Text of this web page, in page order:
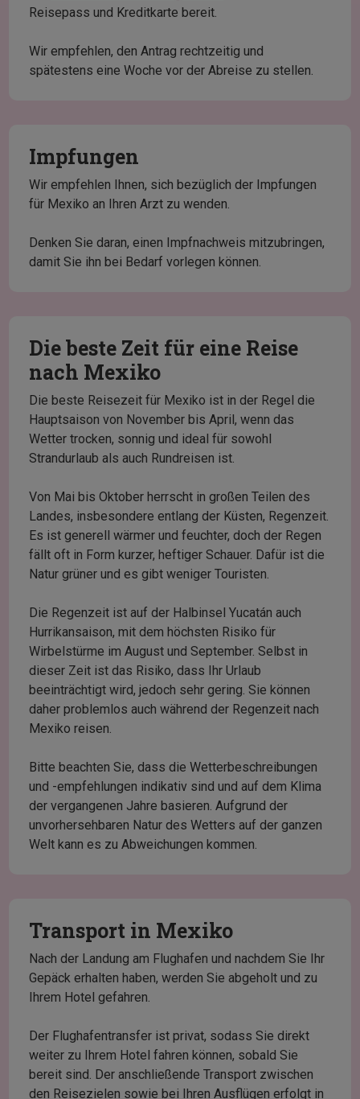
Reisepass und Kreditkarte bereit.
Wir empfehlen, den Antrag rechtzeitig und
spätestens eine Woche vor der Abreise zu stellen.
Impfungen
Wir empfehlen Ihnen, sich bezüglich der Impfungen
für Mexiko an Ihren Arzt zu wenden.
Denken Sie daran, einen Impfnachweis mitzubringen,
damit Sie ihn bei Bedarf vorlegen können.
Die beste Zeit für eine Reise
nach Mexiko
Die beste Reisezeit für Mexiko ist in der Regel die
Hauptsaison von November bis April, wenn das
Wetter trocken, sonnig und ideal für sowohl
Strandurlaub als auch Rundreisen ist.
Von Mai bis Oktober herrscht in großen Teilen des
Landes, insbesondere entlang der Küsten, Regenzeit.
Es ist generell wärmer und feuchter, doch der Regen
fällt oft in Form kurzer, heftiger Schauer. Dafür ist die
Natur grüner und es gibt weniger Touristen.
Die Regenzeit ist auf der Halbinsel Yucatán auch
Hurrikansaison, mit dem höchsten Risiko für
Wirbelstürme im August und September. Selbst in
dieser Zeit ist das Risiko, dass Ihr Urlaub
beeinträchtigt wird, jedoch sehr gering. Sie können
daher problemlos auch während der Regenzeit nach
Mexiko reisen.
Bitte beachten Sie, dass die Wetterbeschreibungen
und -empfehlungen indikativ sind und auf dem Klima
der vergangenen Jahre basieren. Aufgrund der
unvorhersehbaren Natur des Wetters auf der ganzen
Welt kann es zu Abweichungen kommen.
Transport in Mexiko
Nach der Landung am Flughafen und nachdem Sie Ihr
Gepäck erhalten haben, werden Sie abgeholt und zu
Ihrem Hotel gefahren.
Der Flughafentransfer ist privat, sodass Sie direkt
weiter zu Ihrem Hotel fahren können, sobald Sie
bereit sind. Der anschließende Transport zwischen
den Reisezielen sowie bei Ihren Ausflügen erfolgt in